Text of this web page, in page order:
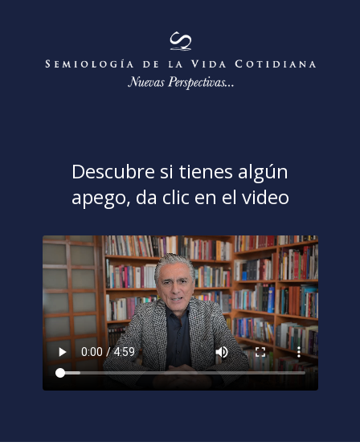
Descubre si tienes algún
apego, da clic en el video